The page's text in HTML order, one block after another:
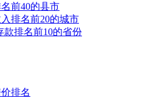
前40的县市
排名前20的城市
款排名前10的省份
排名